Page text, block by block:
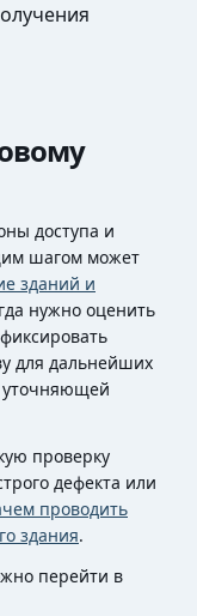
доступа и
шагом может
зданий и
нужно оценить
для дальнейших
уточняющей
проверку
дефекта или
проводить
здания.
перейти в